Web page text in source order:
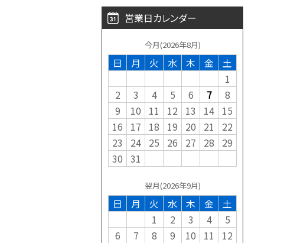
営業日カレンダー
今月(2026年8月)
日 月 火 水 木 金
土
1
2
3 4 5 6 7
8
9
10 11 12 13 14 15
16
17 18 19 20 21
22
23
24 25 26 27 28
29
30 31
翌月(2026年9月)
日 月 火 水 木 金
土
1
2 3 4
5
6
7 8 9 10 11
12